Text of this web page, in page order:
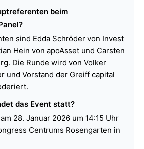
beim
sind Edda Schröder von Invest
Hein von apoAsset und Carsten
Die Runde wird von Volker
und Vorstand der Greiff capital
das Event statt?
28. Januar 2026 um 14:15 Uhr
Centrums Rosengarten in